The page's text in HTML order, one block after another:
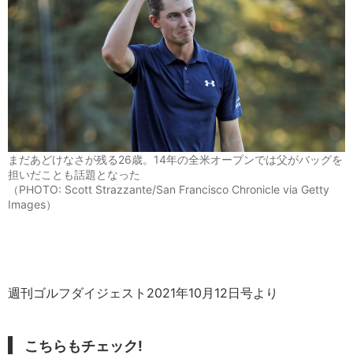
まだあどけなさが残る26歳。14年の全米オープンでは父がバッグを
担いだことも話題となった
（PHOTO: Scott Strazzante/San Francisco Chronicle via Getty
Images）
週刊ゴルフダイジェスト2021年10月12日号より
こちらもチェック!